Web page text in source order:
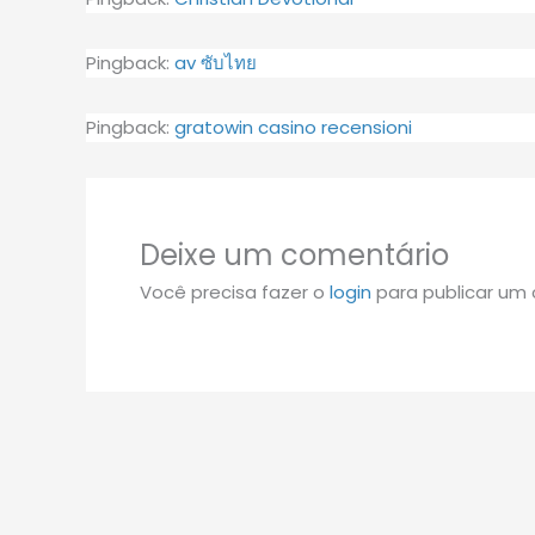
Pingback: av ซับไทย
Pingback: gratowin casino recensioni
Deixe um comentário
Você precisa fazer o login para publicar um